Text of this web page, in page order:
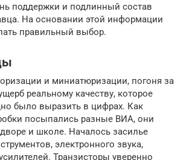
поддержки и подлинный состав
На основании этой информации
правильный выбор.
и миниатюризации, погоня за
реальному качеству, которое
было выразить в цифрах. Как
посыпались разные ВИА, они
и школе. Началось засилье
электронного звука,
Транзисторы уверенно